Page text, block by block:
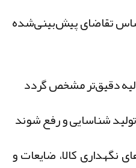
تقاضای پیش‌بینی‌شده
دقیق‌تر مشخص گردد
شناسایی و رفع شوند
کالا، ضایعات و